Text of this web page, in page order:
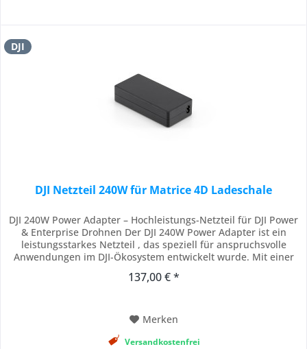
DJI
DJI Netzteil 240W für Matrice 4D Ladeschale
DJI 240W Power Adapter – Hochleistungs-Netzteil für DJI Power
& Enterprise Drohnen Der DJI 240W Power Adapter ist ein
leistungsstarkes Netzteil , das speziell für anspruchsvolle
Anwendungen im DJI-Ökosystem entwickelt wurde. Mit einer
besonders schnelles und effizientes Laden von Drohnenakkus,
137,00 € *
Merken
Versandkostenfrei